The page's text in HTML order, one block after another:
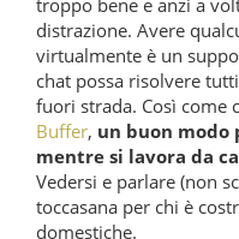
troppo bene e anzi a
distrazione. Avere
virtualmente è un
chat possa risolvere
fuori strada. Così come
Buffer, un buon
mentre si lavora da
Vedersi e parlare (non
toccasana per chi è
domestiche.